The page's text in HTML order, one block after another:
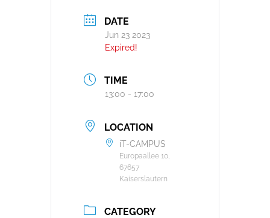
DATE
Jun 23 2023
Expired!
TIME
13:00 - 17:00
LOCATION
iT-CAMPUS
Europaallee 10,
67657
Kaiserslautern
CATEGORY